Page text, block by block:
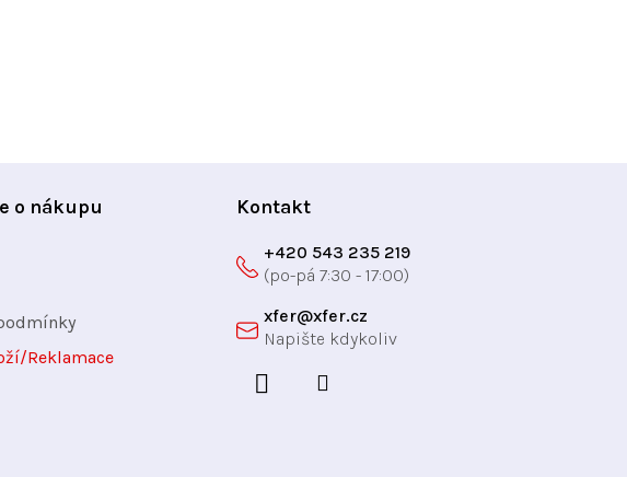
o nákupu
Reklamace
Kontakt
xfer@xfer.cz
+420 543 235 219